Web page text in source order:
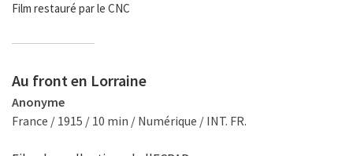
Film restauré par le CNC
Au front en Lorraine
Anonyme
France / 1915 / 10 min / Numérique / INT. FR.